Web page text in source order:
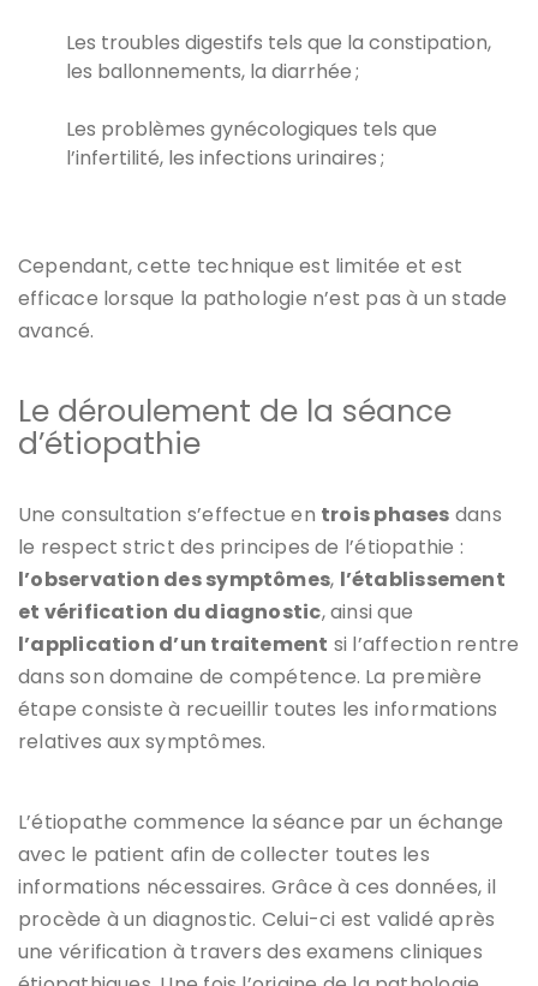
Les troubles digestifs tels que la constipation,
les ballonnements, la diarrhée ;
Les problèmes gynécologiques tels que
l’infertilité, les infections urinaires ;
Cependant, cette technique est limitée et est
efficace lorsque la pathologie n’est pas à un stade
avancé.
Le déroulement de la séance
d’étiopathie
Une consultation s’effectue en trois phases dans
le respect strict des principes de l’étiopathie :
l’observation des symptômes, l’établissement
et vérification du diagnostic, ainsi que
l’application d’un traitement si l’affection rentre
dans son domaine de compétence. La première
étape consiste à recueillir toutes les informations
relatives aux symptômes.
L’étiopathe commence la séance par un échange
avec le patient afin de collecter toutes les
informations nécessaires. Grâce à ces données, il
procède à un diagnostic. Celui-ci est validé après
une vérification à travers des examens cliniques